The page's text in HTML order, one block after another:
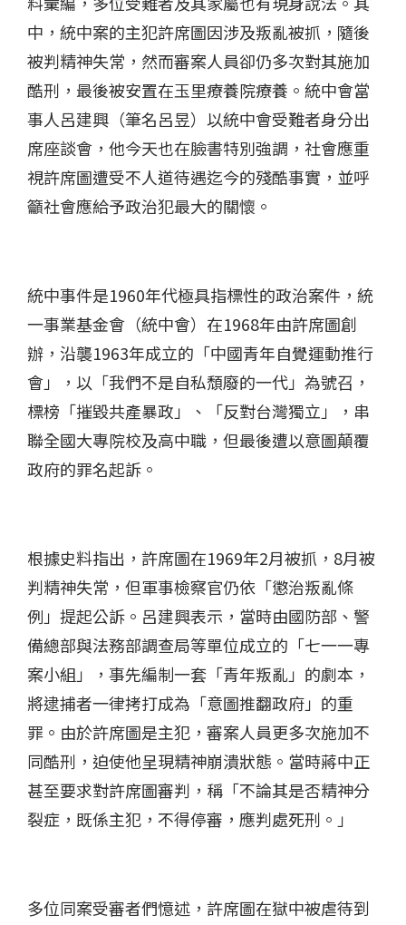
中，統中案的主犯許席圖因涉及叛亂被抓，隨後
被判精神失常，然而審案人員卻仍多次對其施加
酷刑，最後被安置在玉里療養院療養。統中會當
事人呂建興（筆名呂昱）以統中會受難者身分出
席座談會，他今天也在臉書特別強調，社會應重
視許席圖遭受不人道待遇迄今的殘酷事實，並呼
籲社會應給予政治犯最大的關懷。
統中事件是1960年代極具指標性的政治案件，統
一事業基金會（統中會）在1968年由許席圖創
辦，沿襲1963年成立的「中國青年自覺運動推行
會」，以「我們不是自私頹廢的一代」為號召，
標榜「摧毀共產暴政」、「反對台灣獨立」，串
聯全國大專院校及高中職，但最後遭以意圖顛覆
政府的罪名起訴。
根據史料指出，許席圖在1969年2月被抓，8月被
判精神失常，但軍事檢察官仍依「懲治叛亂條
例」提起公訴。呂建興表示，當時由國防部、警
備總部與法務部調查局等單位成立的「七一一專
案小組」，事先編制一套「青年叛亂」的劇本，
將逮捕者一律拷打成為「意圖推翻政府」的重
罪。由於許席圖是主犯，審案人員更多次施加不
同酷刑，迫使他呈現精神崩潰狀態。當時蔣中正
甚至要求對許席圖審判，稱「不論其是否精神分
裂症，既係主犯，不得停審，應判處死刑。」
多位同案受審者們憶述，許席圖在獄中被虐待到